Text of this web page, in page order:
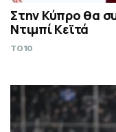
Στην Κύπρο θα
Ντιμπί Κεϊτά
TO10